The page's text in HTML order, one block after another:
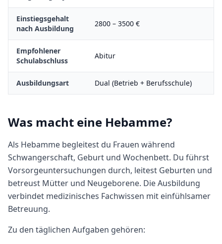
Einstiegsgehalt
nach Ausbildung
2800 – 3500 €
Empfohlener
Schulabschluss
Abitur
Ausbildungsart Dual (Betrieb + Berufsschule)
Was macht eine Hebamme?
Als Hebamme begleitest du Frauen während
Schwangerschaft, Geburt und Wochenbett. Du führst
Vorsorgeuntersuchungen durch, leitest Geburten und
betreust Mütter und Neugeborene. Die Ausbildung
verbindet medizinisches Fachwissen mit einfühlsamer
Betreuung.
Zu den täglichen Aufgaben gehören: